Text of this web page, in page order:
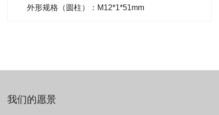
外形规格（圆柱）：M12*1*51mm
我们的愿景